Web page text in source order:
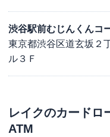
渋谷駅前むじんくんコ
東京都渋谷区道玄坂
ル３Ｆ
レイクのカードロ
ATM